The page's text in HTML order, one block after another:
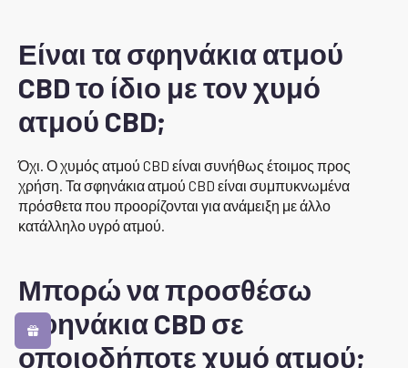
Είναι τα σφηνάκια ατμού
CBD το ίδιο με τον χυμό
ατμού CBD;
Όχι. Ο χυμός ατμού CBD είναι συνήθως έτοιμος προς
χρήση. Τα σφηνάκια ατμού CBD είναι συμπυκνωμένα
πρόσθετα που προορίζονται για ανάμειξη με άλλο
κατάλληλο υγρό ατμού.
Μπορώ να προσθέσω
σφηνάκια CBD σε
οποιοδήποτε χυμό ατμού;